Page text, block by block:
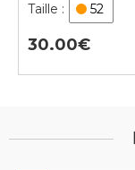
52
30.00